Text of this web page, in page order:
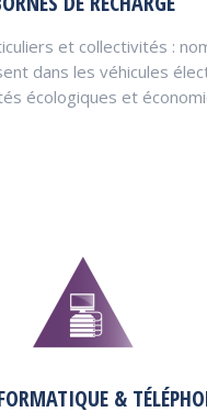
et collectivités :
dans les véhicules
écologiques et
&